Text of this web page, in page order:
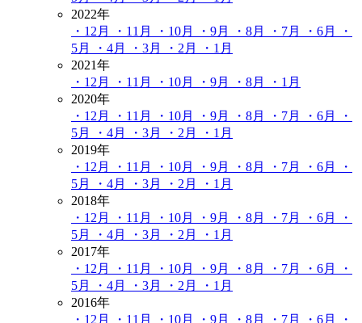
2022年
・12月
・11月 ・10月 ・9月 ・8月 ・7月 ・6月
・
5月
・4月 ・3月 ・2月
・1月
2021年
・12月
・11月 ・10月 ・9月 ・8月
・1月
2020年
・12月
・11月 ・10月 ・9月 ・8月 ・7月 ・6月
・
5月
・4月 ・3月 ・2月
・1月
2019年
・12月
・11月 ・10月 ・9月 ・8月 ・7月 ・6月
・
5月
・4月 ・3月 ・2月
・1月
2018年
・12月
・11月 ・10月 ・9月 ・8月 ・7月 ・6月
・
5月
・4月 ・3月 ・2月
・1月
2017年
・12月
・11月 ・10月 ・9月 ・8月 ・7月 ・6月
・
5月
・4月 ・3月 ・2月
・1月
2016年
・12月
・11月 ・10月 ・9月 ・8月 ・7月 ・6月
・